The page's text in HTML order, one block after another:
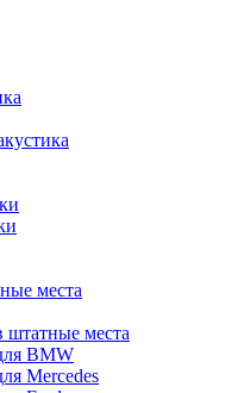
места
штатные места
BMW
Mercedes